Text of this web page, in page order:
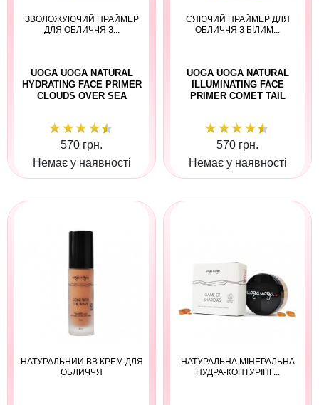
ЗВОЛОЖУЮЧИЙ ПРАЙМЕР
ДЛЯ ОБЛИЧЧЯ З...
UOGA UOGA NATURAL
HYDRATING FACE PRIMER
CLOUDS OVER SEA
570 грн.
Немає у наявності
СЯЮЧИЙ ПРАЙМЕР ДЛЯ
ОБЛИЧЧЯ З БІЛИМ...
UOGA UOGA NATURAL
ILLUMINATING FACE
PRIMER COMET TAIL
570 грн.
Немає у наявності
НАТУРАЛЬНИЙ ВВ КРЕМ ДЛЯ
ОБЛИЧЧЯ
НАТУРАЛЬНА МІНЕРАЛЬНА
ПУДРА-КОНТУРІНГ...